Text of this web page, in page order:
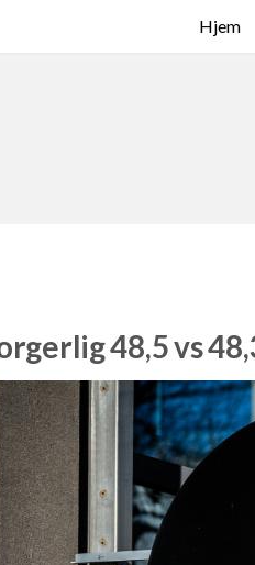
Hjem
48,5 vs